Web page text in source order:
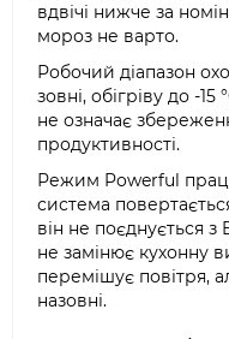
вдвічі нижче за
мороз не варто.
Робочий діапазон
зовні, обігріву до -
не означає
продуктивності.
Режим Powerful
система
він не поєднується
не замінює кухонну
перемішує повітря,
назовні.